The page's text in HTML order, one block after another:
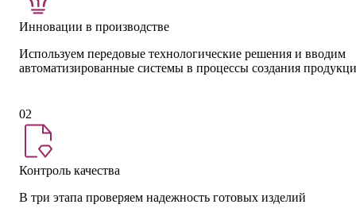
Инновации в производстве
Используем передовые технологические решения и вводим
автоматизированные системы в процессы создания
02
Контроль качества
В три этапа проверяем надежность готовых изделий